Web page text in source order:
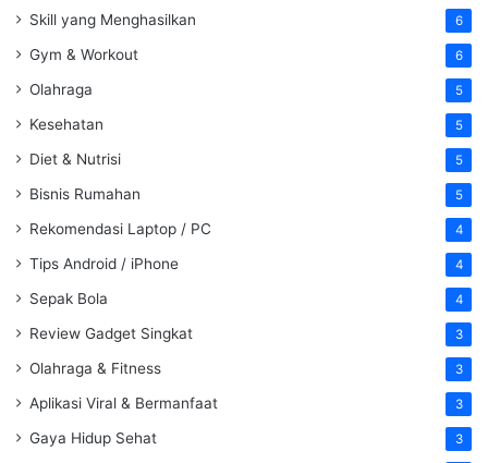
Skill yang Menghasilkan 6
Gym & Workout 6
Olahraga 5
Kesehatan 5
Diet & Nutrisi 5
Bisnis Rumahan 5
Rekomendasi Laptop / PC 4
Tips Android / iPhone 4
Sepak Bola 4
Review Gadget Singkat 3
Olahraga & Fitness 3
Aplikasi Viral & Bermanfaat 3
Gaya Hidup Sehat 3